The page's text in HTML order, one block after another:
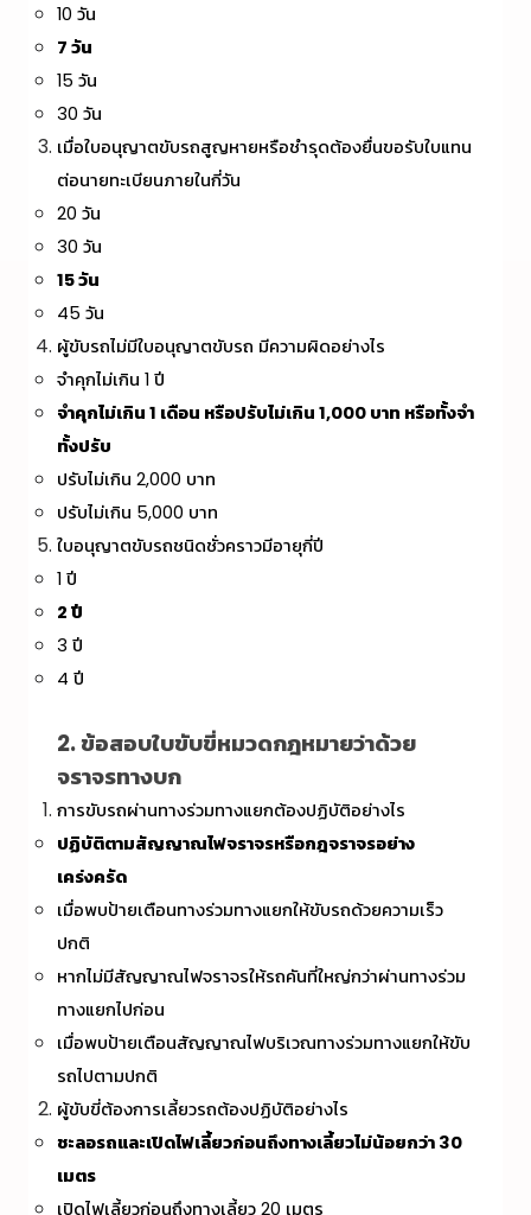
10 วัน
7 วัน
15 วัน
30 วัน
เมื่อใบอนุญาตขับรถสูญหายหรือชำรุดต้องยื่นขอรับใบแทน
ต่อนายทะเบียนภายในกี่วัน
20 วัน
30 วัน
15 วัน
45 วัน
ผู้ขับรถไม่มีใบอนุญาตขับรถ มีความผิดอย่างไร
จำคุกไม่เกิน 1 ปี
จำคุกไม่เกิน 1 เดือน หรือปรับไม่เกิน 1,000 บาท หรือทั้งจำ
ทั้งปรับ
ปรับไม่เกิน 2,000 บาท
ปรับไม่เกิน 5,000 บาท
ใบอนุญาตขับรถชนิดชั่วคราวมีอายุกี่ปี
1 ปี
2 ปี
3 ปี
4 ปี
2. ข้อสอบใบขับขี่หมวดกฎหมายว่าด้วย
จราจรทางบก
การขับรถผ่านทางร่วมทางแยกต้องปฏิบัติอย่างไร
ปฏิบัติตามสัญญาณไฟจราจรหรือกฎจราจรอย่าง
เคร่งครัด
เมื่อพบป้ายเตือนทางร่วมทางแยกให้ขับรถด้วยความเร็ว
ปกติ
หากไม่มีสัญญาณไฟจราจรให้รถคันที่ใหญ่กว่าผ่านทางร่วม
ทางแยกไปก่อน
เมื่อพบป้ายเตือนสัญญาณไฟบริเวณทางร่วมทางแยกให้ขับ
รถไปตามปกติ
ผู้ขับขี่ต้องการเลี้ยวรถต้องปฏิบัติอย่างไร
ชะลอรถและเปิดไฟเลี้ยวก่อนถึงทางเลี้ยวไม่น้อยกว่า 30
เมตร
เปิดไฟเลี้ยวก่อนถึงทางเลี้ยว 20 เมตร